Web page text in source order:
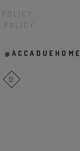
POLICY